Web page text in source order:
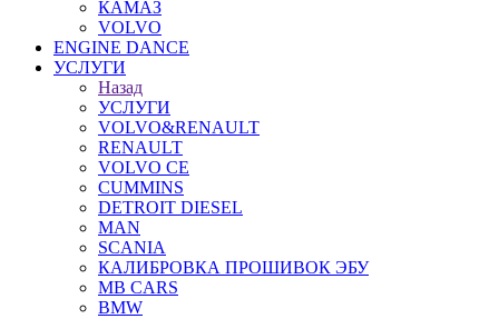
КАМАЗ
VOLVO
ENGINE DANCE
УСЛУГИ
Назад
УСЛУГИ
VOLVO&RENAULT
RENAULT
VOLVO CE
CUMMINS
DETROIT DIESEL
MAN
SCANIA
КАЛИБРОВКА ПРОШИВОК ЭБУ
MB CARS
BMW